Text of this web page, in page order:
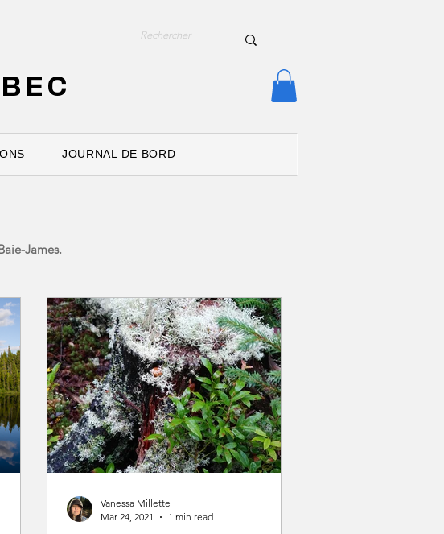
JOURNAL DE BORD
James.
Vanessa Millette
Mar 24, 2021
1 min read